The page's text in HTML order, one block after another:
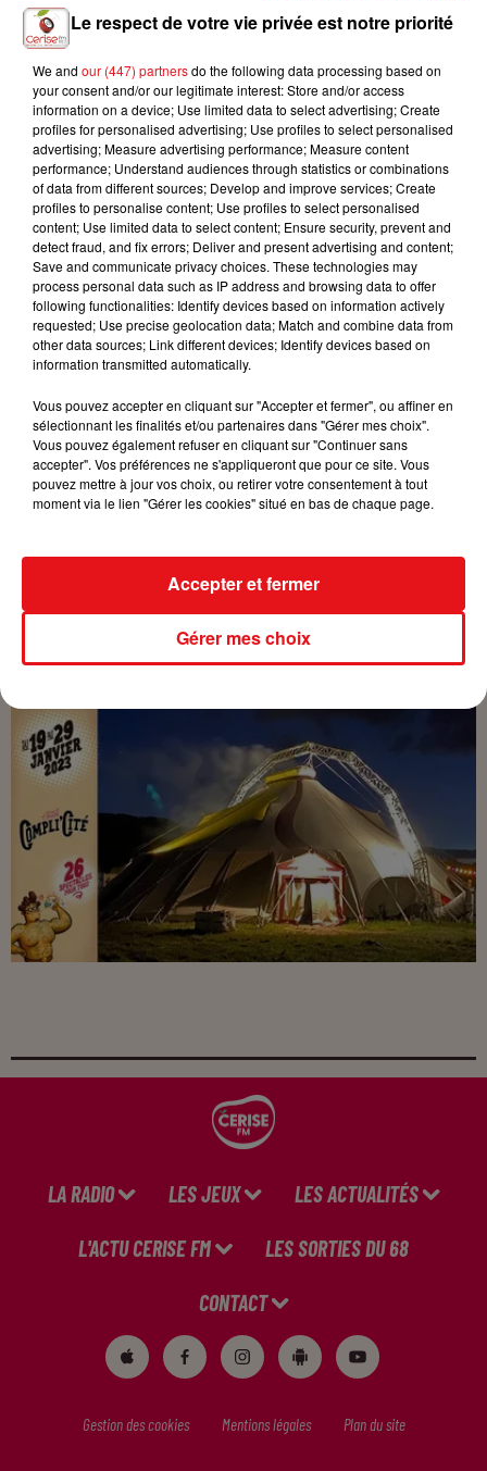
Ajouter à votre calendrier
Date
du19 janvier 2023 à 19h00
au19 janvier 2023 à 20h15
Date
du 22 janvier 2023 à 17h30
au22 janvier 2023 à 18h45
Payant
sur internet)
Lieu
Sous chapiteau place Chérin face au
11e Festival Compli'cité
https://www.ville-
LA RADIO LES JEUX LES ACTUALITÉS
L'ACTU CERISE FM LES SORTIES DU 68
CONTACT
Gestion des cookies Mentions légales Plan du site
Le respect de votre vie privée est notre priorité
We and our (447) partnersdo the following data processing based on
your consent and/or our legitimate interest: Store and/or access
information on a device; Use limited data to select advertising; Create
profiles for personalised advertising; Use profiles to select personalised
advertising; Measure advertising performance; Measure content
performance; Understand audiences through statistics or combinations
of data from different sources; Develop and improve services; Create
profiles to personalise content; Use profiles to select personalised
content; Use limited data to select content; Ensure security, prevent and
detect fraud, and fix errors; Deliver and present advertising and content;
Save and communicate privacy choices. These technologies may
process personal data such as IP address and browsing data to offer
following functionalities: Identify devices based on information actively
requested; Use precise geolocation data; Match and combine data from
other data sources; Link different devices; Identify devices based on
information transmitted automatically.
Vous pouvez accepter en cliquant sur "Accepter et fermer", ou affiner en
sélectionnant les finalités et/ou partenaires dans "Gérer mes choix".
Vous pouvez également refuser en cliquant sur "Continuer sans
accepter". Vos préférences ne s'appliqueront que pour ce site. Vous
pouvez mettre à jour vos choix, ou retirer votre consentement à tout
moment via le lien "Gérer les cookies" situé en bas de chaque page.
Gérer mes choix
Accepter et fermer